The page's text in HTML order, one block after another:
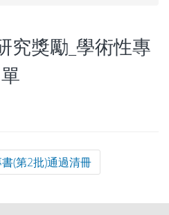
究獎勵_學術性專
(第2批)通過清冊